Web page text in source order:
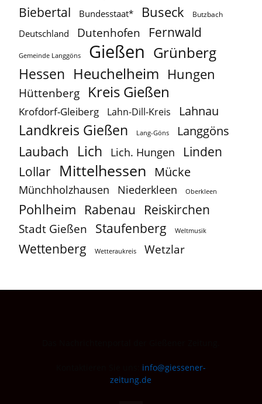
Biebertal Bundesstaat* Buseck Butzbach
Deutschland Dutenhofen Fernwald
Gemeinde Langgöns Gießen Grünberg
Hessen Heuchelheim Hungen
Hüttenberg Kreis Gießen
Krofdorf-Gleiberg Lahn-Dill-Kreis Lahnau
Landkreis Gießen Lang-Göns Langgöns
Laubach Lich Lich. Hungen Linden
Lollar Mittelhessen Mücke
Münchholzhausen Niederkleen Oberkleen
Pohlheim Rabenau Reiskirchen
Stadt Gießen Staufenberg Weltmusik
Wettenberg Wetteraukreis Wetzlar
info@giessener-
zeitung.de